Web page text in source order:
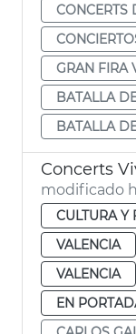
CONCERTS
GRAN FIRA
BATALLA
BATALLA
Concerts
modificado
CULTURA Y
VALENCIA
VALENCIA
EN